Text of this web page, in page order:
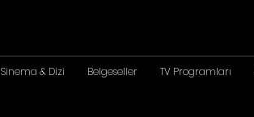
Sinema & Dizi Belgeseller TV Programları